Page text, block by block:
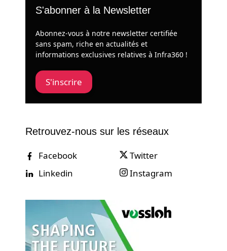
S'abonner à la Newsletter
Abonnez-vous à notre newsletter certifiée
sans spam, riche en actualités et
informations exclusives relatives à Infra360 !
S'inscrire
Retrouvez-nous sur les réseaux
Facebook
Twitter
Linkedin
Instagram